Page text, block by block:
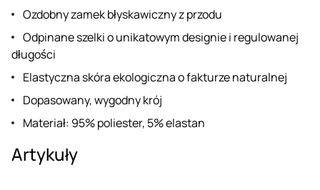
Ozdobny zamek błyskawiczny z przodu
Odpinane szelki o unikatowym designie i regulowanej
długości
Elastyczna skóra ekologiczna o fakturze naturalnej
Dopasowany, wygodny krój
Materiał: 95% poliester, 5% elastan
Artykuły